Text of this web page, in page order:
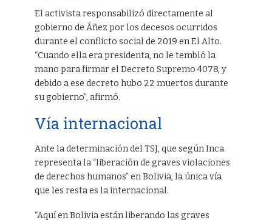
El activista responsabilizó directamente al
gobierno de Áñez por los decesos ocurridos
durante el conflicto social de 2019 en El Alto.
“Cuando ella era presidenta, no le tembló la
mano para firmar el Decreto Supremo 4078, y
debido a ese decreto hubo 22 muertos durante
su gobierno”, afirmó.
Vía internacional
Ante la determinación del TSJ, que según Inca
representa la “liberación de graves violaciones
de derechos humanos” en Bolivia, la única vía
que les resta es la internacional.
“Aquí en Bolivia están liberando las graves